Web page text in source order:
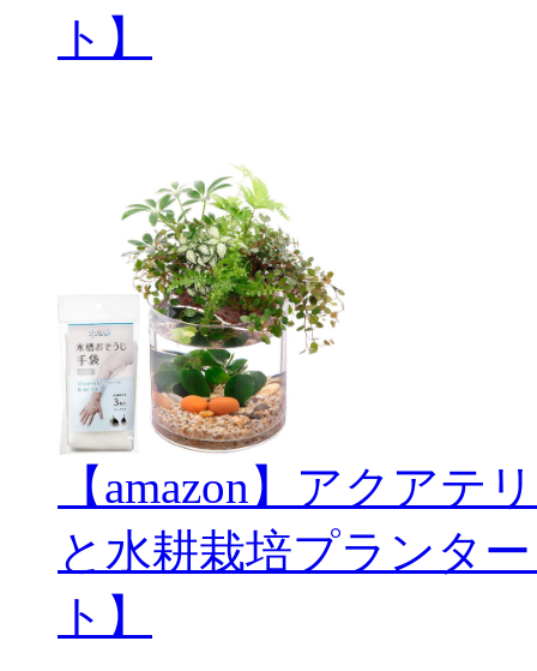
ト】
【amazon】アクアテ
と水耕栽培プランタ
ト】